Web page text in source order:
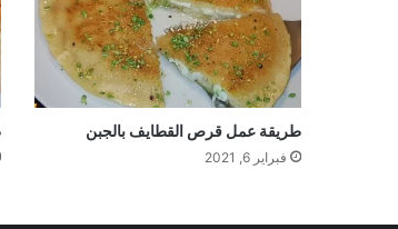
طريقة عمل قرص القطايف بالجبن
فبراير 6, 2021